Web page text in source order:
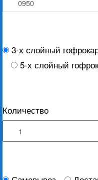
3-х слойный
5-х слойный
Количество